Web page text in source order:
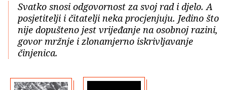
Svatko snosi odgovornost za svoj rad i djelo. A
posjetitelji i čitatelji neka procjenjuju. Jedino što
nije dopušteno jest vrijeđanje na osobnoj razini,
govor mržnje i zlonamjerno iskrivljavanje
činjenica.